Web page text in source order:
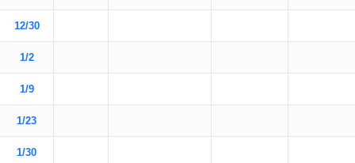
12/30
1/2
1/9
1/23
1/30